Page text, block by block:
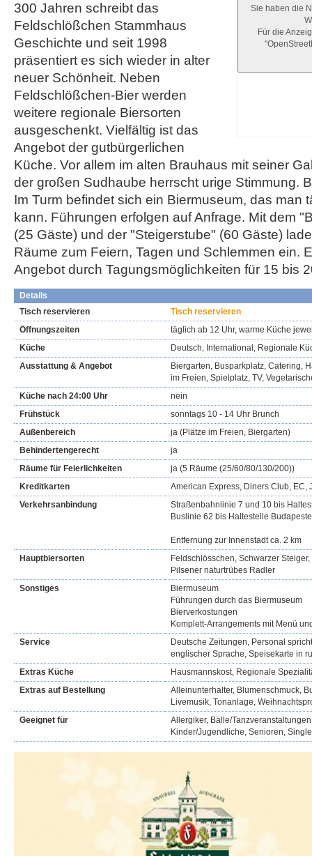
Sie haben die
Für die
300 Jahren schreibt das
Feldschlößchen Stammhaus
Geschichte und seit 1998
präsentiert es sich wieder in alter
neuer Schönheit. Neben
Feldschlößchen-Bier werden
weitere regionale Biersorten
ausgeschenkt. Vielfältig ist das
Angebot der gutbürgerlichen
Küche. Vor allem im alten Brauhaus mit seiner
der großen Sudhaube herrscht urige Stimmung.
Im Turm befindet sich ein Biermuseum, das man
kann. Führungen erfolgen auf Anfrage. Mit dem
(25 Gäste) und der "Steigerstube" (60 Gäste)
Räume zum Feiern, Tagen und Schlemmen ein.
Angebot durch Tagungsmöglichkeiten für 15 bis
Details
Tisch reservieren
Tisch reservieren
Öffnungszeiten
täglich ab 12 Uhr, warme Küche
Küche
Deutsch, International, Regionale
Ausstattung & Angebot
Biergarten, Busparkplatz, Catering,
im Freien, Spielplatz, TV,
Küche nach 24:00 Uhr
nein
Frühstück
sonntags 10 - 14 Uhr Brunch
Außenbereich
ja (Plätze im Freien, Biergarten)
Behindertengerecht
ja
Räume für Feierlichkeiten
ja (5 Räume (25/60/80/130/200))
Kreditkarten
American Express, Diners Club, EC,
Verkehrsanbindung
Straßenbahnlinie 7 und 10 bis
Buslinie 62 bis Haltestelle
Entfernung zur Innenstadt ca. 2 km
Hauptbiersorten
Feldschlösschen, Schwarzer
Pilsener naturtrübes Radler
Sonstiges
Biermuseum
Führungen durch das Biermuseum
Bierverkostungen
Komplett-Arrangements mit Menü
Service
Deutsche Zeitungen, Personal
englischer Sprache, Speisekarte in
Extras Küche
Hausmannskost, Regionale
Extras auf Bestellung
Alleinunterhalter, Blumenschmuck,
Livemusik, Tonanlage,
Geeignet für
Allergiker, Bälle/
Kinder/Jugendliche, Senioren,